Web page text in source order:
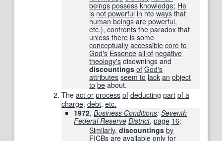
beings possess knowledge; He
is not powerful in hteways that
human beings arepowerful,
etc.),confronts theparadox that
unless there is some
conceptually accessible core to
God's Essence all of negative
theology's disownings and
discountings of God's
attributes seem to lack an object
to be about.
The act or process of deducting part of a
charge, debt, etc.
1972, Business Conditions: Seventh
Federal Reserve District, page 16:
Similarly,discountings by
FICBs areavailable only for